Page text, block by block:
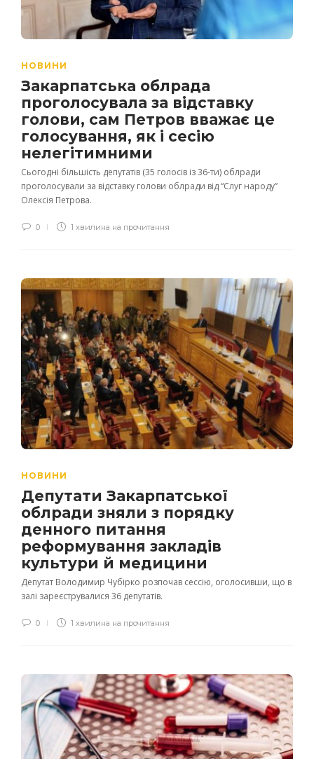
НОВИНИ
Закарпатська облрада
проголосувала за відставку
голови, сам Петров вважає це
голосування, як і сесію
нелегітимними
Сьогодні більшість депутатів (35 голосів із 36-ти) облради
проголосували за відставку голови облради від “Слуг народу”
Олексія Петрова.
0 1 хвилина на прочитання
НОВИНИ
Депутати Закарпатської
облради зняли з порядку
денного питання
реформування закладів
культури й медицини
Депутат Володимир Чубірко розпочав сессію, оголосивши, що в
залі зареєструвалися 36 депутатів.
0 1 хвилина на прочитання